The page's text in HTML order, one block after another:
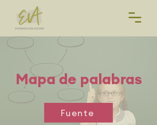
Mapa de palabras
Fuente